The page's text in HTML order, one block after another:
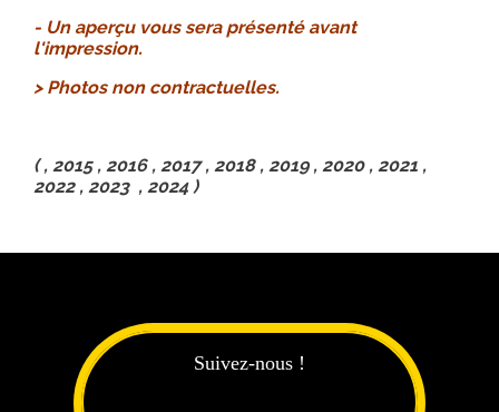
- Un aperçu vous sera présenté avant
l'impression.
> Photos non contractuelles.
( , 2015 , 2016 , 2017 , 2018 , 2019 , 2020 , 2021 ,
2022 , 2023 , 2024 )
Suivez-nous !